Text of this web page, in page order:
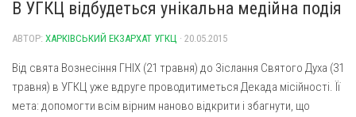
Парафія св. Миколая Чудотворця (м. Харків)
Свято-Дмитрівська парафія (м. Харків)
Пресвятої Трійці (м. Харків)
Свято-Покровський монастир отців Василіян (смт.
Покотилівка)
Думка
Бібліотека
Християнські фільми
Духовна музика
В УГКЦ відбудеться унікальна медійна подія
АВТОР: ХАРКІВСЬКИЙ ЕКЗАРХАТ УГКЦ · 20.05.2015
Від свята Вознесіння ГНІХ (21 травня) до Зіслання Святого Духа (31
травня) в УГКЦ уже вдруге проводитиметься Декада місійності. Її
мета: допомогти всім вірним наново відкрити і збагнути, що